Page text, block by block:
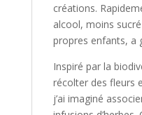
créations.
alcool, moins
propres enfants, a
Inspiré par la
récolter des fleurs
j’ai imaginé